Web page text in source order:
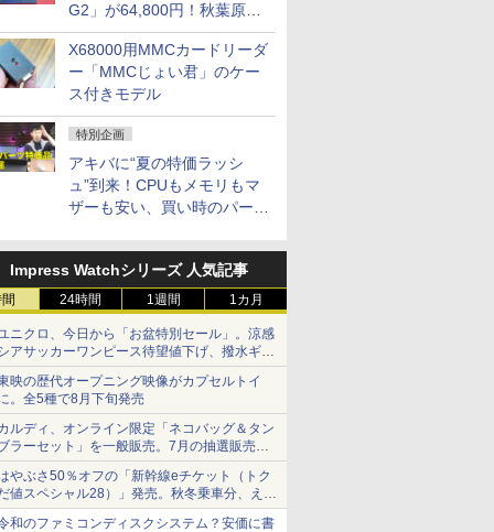
G2」が64,800円！秋葉原で
中古PCセール
X68000用MMCカードリーダ
ー「MMCじょい君」のケー
ス付きモデル
特別企画
アキバに“夏の特価ラッシ
ュ”到来！CPUもメモリもマ
ザーも安い、買い時のパーツ
Impress Watchシリーズ 人気記事
24時間 1週間 1カ月
ニクロ、今日から「お盆特別セール」。涼感
アサッカーワンピース待望値下げ、撥水ギア
ョーツは1990円に
映の歴代オープニング映像がカプセルトイ
。全5種で8月下旬発売
ルディ、オンライン限定「ネコバッグ＆タン
ラーセット」を一般販売。7月の抽選販売の
選無効分
やぶさ50％オフの「新幹線eチケット（トク
値スペシャル28）」発売。秋冬乗車分、えき
っと限定
和のファミコンディスクシステム？安価に書